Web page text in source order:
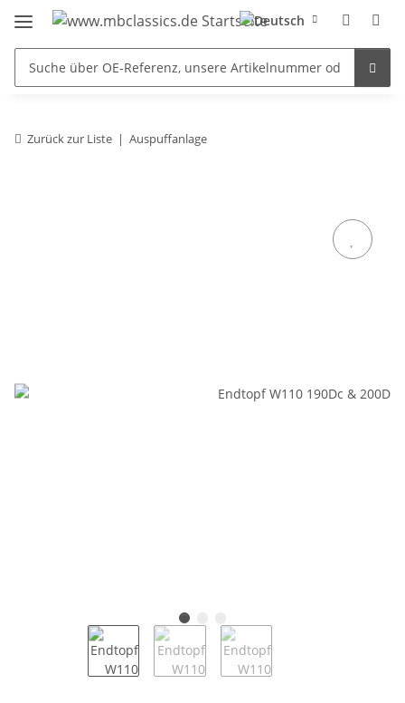
Zurück zur Liste Auspuffanlage